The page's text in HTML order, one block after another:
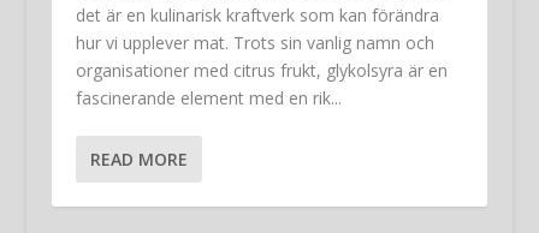
det är en kulinarisk kraftverk som kan förändra
hur vi upplever mat. Trots sin vanlig namn och
organisationer med citrus frukt, glykolsyra är en
fascinerande element med en rik...
READ MORE